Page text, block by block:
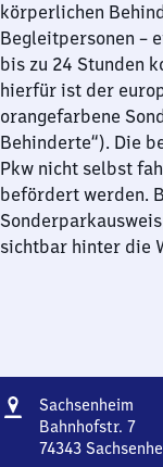
körperlichen
Begleitpersonen –
bis zu 24 Stunden
hierfür ist der
orangefarbene
Behinderte“). Die
Pkw nicht selbst
befördert werden.
sichtbar hinter die
Adresse
Sachsenheim
Bahnhofstr. 7
74343